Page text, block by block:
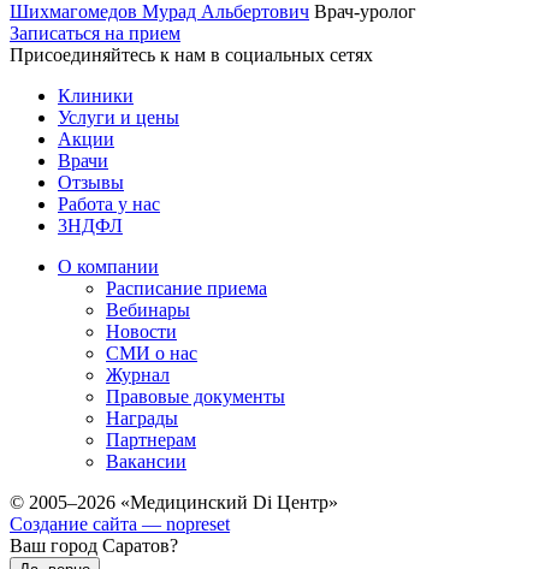
Шихмагомедов Мурад Альбертович Врач-уролог
Записаться на прием
Присоединяйтесь к нам в социальных сетях
Клиники
Услуги и цены
Акции
Врачи
Отзывы
Работа у нас
3НДФЛ
О компании
Расписание приема
Вебинары
Новости
СМИ о нас
Журнал
Правовые документы
Награды
Партнерам
Вакансии
© 2005–2026 «Медицинский Di Центр»
Создание сайта — nopreset
Ваш город Саратов?